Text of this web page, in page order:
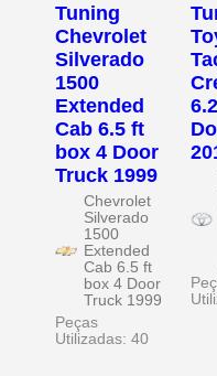
Tuning
Chevrolet
Silverado
1500
Extended
Cab 6.5 ft
box 4 Door
Truck 1999
Chevrolet
Silverado
1500
Extended
Cab 6.5 ft
box 4 Door
Truck 1999
Peças
Utilizadas: 40